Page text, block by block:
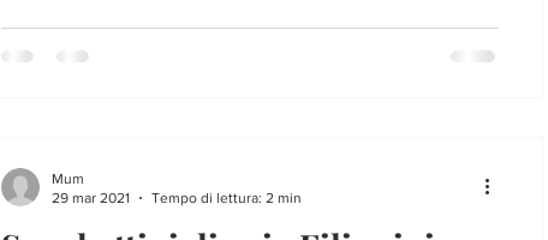
Mum
29 mar 2021
Tempo di lettura: 2 min